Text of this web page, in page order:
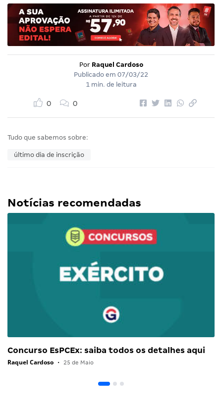
Por Raquel Cardoso
Publicado em 07/03/22
1 min. de leitura
0 0
Tudo que sabemos sobre:
último dia de inscrição
Notícias recomendadas
Concurso EsPCEx: saiba todos os detalhes aqui
Raquel Cardoso • 25 de Maio